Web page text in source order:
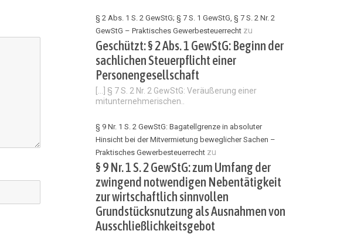
§ 2 Abs. 1 S. 2 GewStG; § 7 S. 1 GewStG, § 7 S. 2 Nr. 2
GewStG – Praktisches Gewerbesteuerrecht zu
Geschützt: § 2 Abs. 1 GewStG: Beginn der
sachlichen Steuerpflicht einer
Personengesellschaft
[…] § 7 S. 2 Nr. 2 GewStG: Veräußerung einer
mitunternehmerischen..
§ 9 Nr. 1 S. 2 GewStG: Bagatellgrenze in absoluter
Hinsicht bei der Mitvermietung beweglicher Sachen –
Praktisches Gewerbesteuerrecht zu
§ 9 Nr. 1 S. 2 GewStG: zum Umfang der
zwingend notwendigen Nebentätigkeit
zur wirtschaftlich sinnvollen
Grundstücksnutzung als Ausnahmen von
Ausschließlichkeitsgebot